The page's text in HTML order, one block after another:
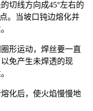
切线方向成45°左右的
。当坡口钝边熔化并
形运动，焊丝要一直
免产生未焊透的现
化后，使火焰慢慢地